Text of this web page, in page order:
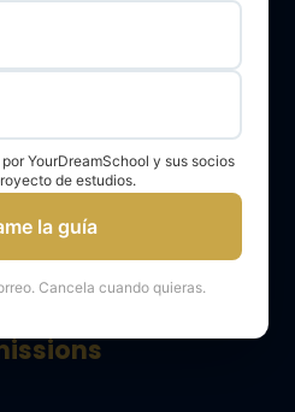
un socio para su éxito
apoyo
de YourDreamSchool
de YourDreamSchool
YourDreamSchool y sus socios
de estudios.
la guía
Cancela cuando quieras.